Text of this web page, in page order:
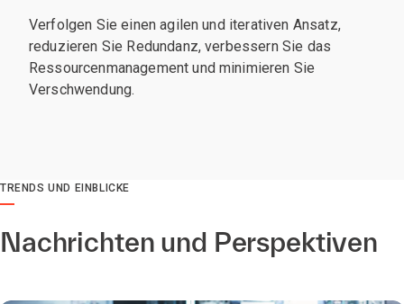
Verfolgen Sie einen agilen und iterativen Ansatz,
reduzieren Sie Redundanz, verbessern Sie das
Ressourcenmanagement und minimieren Sie
Verschwendung.
TRENDS UND EINBLICKE
Nachrichten und Perspektiven